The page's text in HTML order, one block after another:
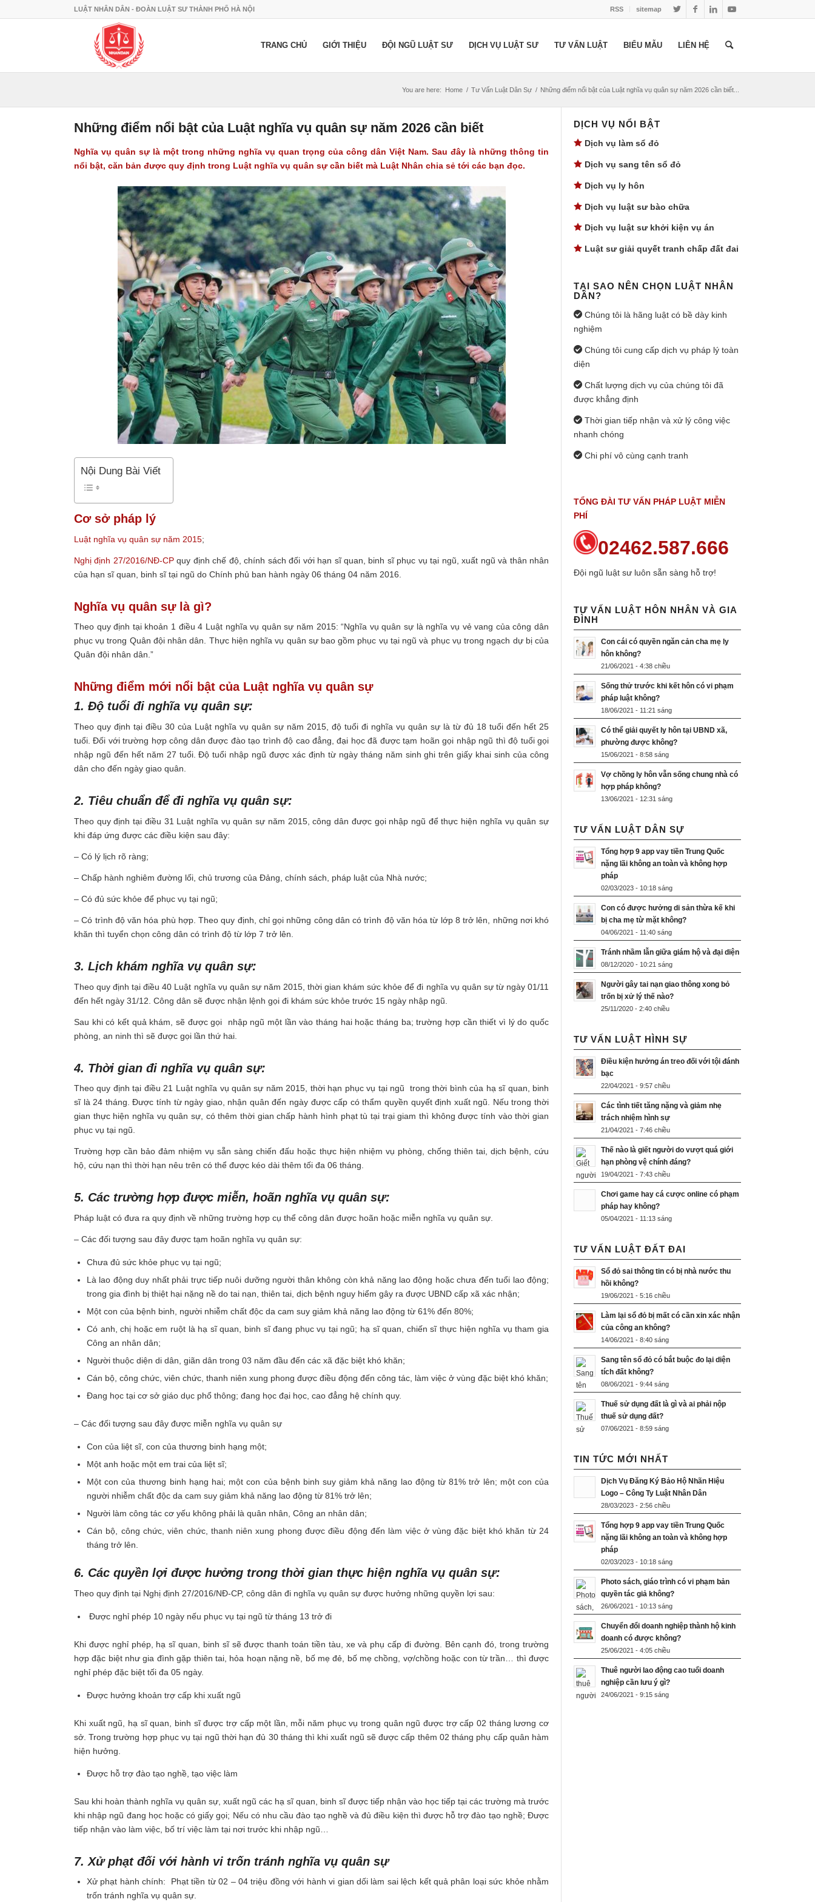
RSS sitemap
LUẬT NHÂN DÂN - ĐOÀN LUẬT SƯ THÀNH PHỐ HÀ NỘI
TRANG CHỦ GIỚI THIỆU ĐỘI NGŨ LUẬT SƯ DỊCH VỤ LUẬT SƯ TƯ VẤN LUẬT BIỂU MẪU LIÊN HỆ
You are here: Home / Tư Vấn Luật Dân Sự / Những điểm nổi bật của Luật nghĩa vụ quân sự năm 2026 cần biết...
Những điểm nổi bật của Luật nghĩa vụ quân sự năm 2026 cần biết
Nghĩa vụ quân sự là một trong những nghĩa vụ quan trọng của công dân Việt Nam. Sau đây là những thông tin
nổi bật, căn bản được quy định trong Luật nghĩa vụ quân sự cần biết mà Luật Nhân chia sẻ tới các bạn đọc.
Nội Dung Bài Viết
Cơ sở pháp lý
Luật nghĩa vụ quân sự năm 2015;
Nghị định 27/2016/NĐ-CPquy định chế độ, chính sách đối với hạn sĩ quan, binh sĩ phục vụ tại ngũ, xuất ngũ và thân nhân
của hạn sĩ quan, binh sĩ tại ngũ do Chính phủ ban hành ngày 06 tháng 04 năm 2016.
Nghĩa vụ quân sự là gì?
Theo quy định tại khoản 1 điều 4 Luật nghĩa vụ quân sự năm 2015:“Nghĩa vụ quân sự là nghĩa vụ vẻ vang của công dân
phục vụ trong Quân đội nhân dân. Thực hiện nghĩa vụ quân sự bao gồm phục vụ tại ngũ và phục vụ trong ngạch dự bị của
Quân đội nhân dân.”
Những điểm mới nổi bật của Luật nghĩa vụ quân sự
1. Độ tuổi đi nghĩa vụ quân sự:
Theo quy định tại điều 30 của Luật nghĩa vụ quân sự năm 2015, độ tuổi đi nghĩa vụ quân sự là từ đủ 18 tuổi đến hết 25
tuổi. Đối với trường hợp công dân được đào tạo trình độ cao đẳng, đại học đã được tạm hoãn gọi nhập ngũ thì độ tuổi gọi
nhập ngũ đến hết năm 27 tuổi. Độ tuổi nhập ngũ được xác định từ ngày tháng năm sinh ghi trên giấy khai sinh của công
dân cho đến ngày giao quân.
2. Tiêu chuẩn để đi nghĩa vụ quân sự:
Theo quy định tại điều 31 Luật nghĩa vụ quân sự năm 2015, công dân được gọi nhập ngũ để thực hiện nghĩa vụ quân sự
khi đáp ứng được các điều kiện sau đây:
– Có lý lịch rõ ràng;
– Chấp hành nghiêm đường lối, chủ trương của Đảng, chính sách, pháp luật của Nhà nước;
– Có đủ sức khỏe để phục vụ tại ngũ;
– Có trình độ văn hóa phù hợp. Theo quy định, chỉ gọi những công dân có trình độ văn hóa từ lớp 8 trở lên, những nơi khó
khăn thì tuyển chọn công dân có trình độ từ lớp 7 trở lên.
3. Lịch khám nghĩa vụ quân sự:
Theo quy định tại điều 40 Luật nghĩa vụ quân sự năm 2015, thời gian khám sức khỏe để đi nghĩa vụ quân sự từ ngày 01/11
đến hết ngày 31/12. Công dân sẽ được nhận lệnh gọi đi khám sức khỏe trước 15 ngày nhập ngũ.
Sau khi có kết quả khám, sẽ được gọi nhập ngũ một lần vào tháng hai hoặc tháng ba; trường hợp cần thiết vì lý do quốc
phòng, an ninh thì sẽ được gọi lần thứ hai.
4. Thời gian đi nghĩa vụ quân sự:
Theo quy định tại điều 21 Luật nghĩa vụ quân sự năm 2015, thời hạn phục vụ tại ngũ trong thời bình của hạ sĩ quan, binh
sĩ là 24 tháng. Được tính từ ngày giao, nhận quân đến ngày được cấp có thẩm quyền quyết định xuất ngũ. Nếu trong thời
gian thực hiện nghĩa vụ quân sự, có thêm thời gian chấp hành hình phạt tù tại trại giam thì không được tính vào thời gian
phục vụ tại ngũ.
Trường hợp cần bảo đảm nhiệm vụ sẵn sàng chiến đấu hoặc thực hiện nhiệm vụ phòng, chống thiên tai, dịch bệnh, cứu
hộ, cứu nạn thì thời hạn nêu trên có thể được kéo dài thêm tối đa 06 tháng.
5. Các trường hợp được miễn, hoãn nghĩa vụ quân sự:
Pháp luật có đưa ra quy định về những trường hợp cụ thể công dân được hoãn hoặc miễn nghĩa vụ quân sự.
– Các đối tượng sau đây được tạm hoãn nghĩa vụ quân sự:
Chưa đủ sức khỏe phục vụ tại ngũ;
Là lao động duy nhất phải trực tiếp nuôi dưỡng người thân không còn khả năng lao động hoặc chưa đến tuổi lao động;
trong gia đình bị thiệt hại nặng nề do tai nạn, thiên tai, dịch bệnh nguy hiểm gây ra được UBND cấp xã xác nhận;
Một con của bệnh binh, người nhiễm chất độc da cam suy giảm khả năng lao động từ 61% đến 80%;
Có anh, chị hoặc em ruột là hạ sĩ quan, binh sĩ đang phục vụ tại ngũ; hạ sĩ quan, chiến sĩ thực hiện nghĩa vụ tham gia
Công an nhân dân;
Người thuộc diện di dân, giãn dân trong 03 năm đầu đến các xã đặc biệt khó khăn;
Cán bộ, công chức, viên chức, thanh niên xung phong được điều động đến công tác, làm việc ở vùng đặc biệt khó khăn;
Đang học tại cơ sở giáo dục phổ thông; đang học đại học, cao đẳng hệ chính quy.
– Các đối tượng sau đây được miễn nghĩa vụ quân sự
Con của liệt sĩ, con của thương binh hạng một;
Một anh hoặc một em trai của liệt sĩ;
Một con của thương binh hạng hai; một con của bệnh binh suy giảm khả năng lao động từ 81% trở lên; một con của
người nhiễm chất độc da cam suy giảm khả năng lao động từ 81% trở lên;
Người làm công tác cơ yếu không phải là quân nhân, Công an nhân dân;
Cán bộ, công chức, viên chức, thanh niên xung phong được điều động đến làm việc ở vùng đặc biệt khó khăn từ 24
tháng trở lên.
6. Các quyền lợi được hưởng trong thời gian thực hiện nghĩa vụ quân sự:
Theo quy định tại Nghị định 27/2016/NĐ-CP, công dân đi nghĩa vụ quân sự được hưởng những quyền lợi sau:
Được nghỉ phép 10 ngày nếu phục vụ tại ngũ từ tháng 13 trở đi
Khi được nghỉ phép, hạ sĩ quan, binh sĩ sẽ được thanh toán tiền tàu, xe và phụ cấp đi đường. Bên cạnh đó, trong trường
hợp đặc biệt như gia đình gặp thiên tai, hỏa hoạn nặng nề, bố mẹ đẻ, bố mẹ chồng, vợ/chồng hoặc con từ trần… thì được
nghỉ phép đặc biệt tối đa 05 ngày.
Được hưởng khoản trợ cấp khi xuất ngũ
Khi xuất ngũ, hạ sĩ quan, binh sĩ được trợ cấp một lần, mỗi năm phục vụ trong quân ngũ được trợ cấp 02 tháng lương cơ
sở. Trong trường hợp phục vụ tại ngũ thời hạn đủ 30 tháng thì khi xuất ngũ sẽ được cấp thêm 02 tháng phụ cấp quân hàm
hiện hưởng.
Được hỗ trợ đào tạo nghề, tạo việc làm
Sau khi hoàn thành nghĩa vụ quân sự, xuất ngũ các hạ sĩ quan, binh sĩ được tiếp nhận vào học tiếp tại các trường mà trước
khi nhập ngũ đang học hoặc có giấy gọi; Nếu có nhu cầu đào tạo nghề và đủ điều kiện thì được hỗ trợ đào tạo nghề; Được
tiếp nhận vào làm việc, bố trí việc làm tại nơi trước khi nhập ngũ…
7. Xử phạt đối với hành vi trốn tránh nghĩa vụ quân sự
Xử phạt hành chính: Phạt tiền từ 02 – 04 triệu đồng với hành vi gian dối làm sai lệch kết quả phân loại sức khỏe nhằm
trốn tránh nghĩa vụ quân sự.
DỊCH VỤ NỔI BẬT
Dịch vụ làm sổ đỏ
Dịch vụ sang tên sổ đỏ
Dịch vụ ly hôn
Dịch vụ luật sư bào chữa
Dịch vụ luật sư khởi kiện vụ án
Luật sư giải quyết tranh chấp đất đai
TẠI SAO NÊN CHỌN LUẬT NHÂN
DÂN?
Chúng tôi là hãng luật có bề dày kinh
nghiệm
Chúng tôi cung cấp dịch vụ pháp lý toàn
diện
Chất lượng dịch vụ của chúng tôi đã
được khẳng định
Thời gian tiếp nhận và xử lý công việc
nhanh chóng
Chi phí vô cùng cạnh tranh
TỔNG ĐÀI TƯ VẤN PHÁP LUẬT MIỄN
PHÍ
02462.587.666
Đội ngũ luật sư luôn sẵn sàng hỗ trợ!
TƯ VẤN LUẬT HÔN NHÂN VÀ GIA
ĐÌNH
Con cái có quyền ngăn cản cha mẹ ly
hôn không?
21/06/2021 - 4:38 chiều
Sống thử trước khi kết hôn có vi phạm
pháp luật không?
18/06/2021 - 11:21 sáng
Có thể giải quyết ly hôn tại UBND xã,
phường được không?
15/06/2021 - 8:58 sáng
Vợ chồng ly hôn vẫn sống chung nhà có
hợp pháp không?
13/06/2021 - 12:31 sáng
TƯ VẤN LUẬT DÂN SỰ
Tổng hợp 9 app vay tiền Trung Quốc
nặng lãi không an toàn và không hợp
pháp
02/03/2023 - 10:18 sáng
Con có được hưởng di sản thừa kế khi
bị cha mẹ từ mặt không?
04/06/2021 - 11:40 sáng
Tránh nhầm lẫn giữa giám hộ và đại diện
08/12/2020 - 10:21 sáng
Người gây tai nạn giao thông xong bỏ
trốn bị xử lý thế nào?
25/11/2020 - 2:40 chiều
TƯ VẤN LUẬT HÌNH SỰ
Điều kiện hưởng án treo đối với tội đánh
bạc
22/04/2021 - 9:57 chiều
Các tình tiết tăng nặng và giảm nhẹ
trách nhiệm hình sự
21/04/2021 - 7:46 chiều
Thế nào là giết người do vượt quá giới
hạn phòng vệ chính đáng?
19/04/2021 - 7:43 chiều
Chơi game hay cá cược online có phạm
pháp hay không?
05/04/2021 - 11:13 sáng
TƯ VẤN LUẬT ĐẤT ĐAI
Sổ đỏ sai thông tin có bị nhà nước thu
hồi không?
19/06/2021 - 5:16 chiều
Làm lại sổ đỏ bị mất có cần xin xác nhận
của công an không?
14/06/2021 - 8:40 sáng
Sang tên sổ đỏ có bắt buộc đo lại diện
tích đất không?
08/06/2021 - 9:44 sáng
Thuế sử dụng đất là gì và ai phải nộp
thuế sử dụng đất?
07/06/2021 - 8:59 sáng
TIN TỨC MỚI NHẤT
Dịch Vụ Đăng Ký Bảo Hộ Nhãn Hiệu
Logo – Công Ty Luật Nhân Dân
28/03/2023 - 2:56 chiều
Tổng hợp 9 app vay tiền Trung Quốc
nặng lãi không an toàn và không hợp
pháp
02/03/2023 - 10:18 sáng
Photo sách, giáo trình có vi phạm bản
quyền tác giả không?
26/06/2021 - 10:13 sáng
Chuyển đổi doanh nghiệp thành hộ kinh
doanh có được không?
25/06/2021 - 4:05 chiều
Thuê người lao động cao tuổi doanh
nghiệp cần lưu ý gì?
24/06/2021 - 9:15 sáng